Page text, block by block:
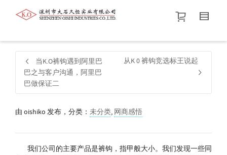
帮我查找新的衬衫尺码
价格介于
默认品牌.
当K.O裤钩遇到阿里巴
巴之与客户沟通，阿里巴
巴做保证二
从K 0 裤钩竞选标王说起
由 oishiko 发布，分类： 未分类, 网商感悟
我们公司的主要产品是裤钩，指甲般大小。我们发现一些同